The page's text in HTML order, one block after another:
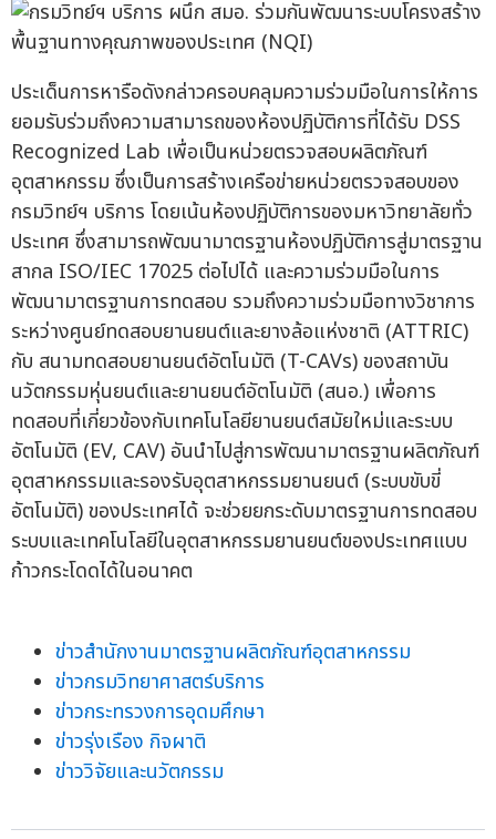
ประเด็นการหารือดังกล่าวครอบคลุมความร่วมมือในการให้การ
ยอมรับร่วมถึงความสามารถของห้องปฏิบัติการที่ได้รับ DSS
Recognized Lab เพื่อเป็นหน่วยตรวจสอบผลิตภัณฑ์
อุตสาหกรรม ซึ่งเป็นการสร้างเครือข่ายหน่วยตรวจสอบของ
กรมวิทย์ฯ บริการ โดยเน้นห้องปฏิบัติการของมหาวิทยาลัยทั่ว
ประเทศ ซึ่งสามารถพัฒนามาตรฐานห้องปฏิบัติการสู่มาตรฐาน
สากล ISO/IEC 17025 ต่อไปได้ และความร่วมมือในการ
พัฒนามาตรฐานการทดสอบ รวมถึงความร่วมมือทางวิชาการ
ระหว่างศูนย์ทดสอบยานยนต์และยางล้อแห่งชาติ (ATTRIC)
กับ สนามทดสอบยานยนต์อัตโนมัติ (T-CAVs) ของสถาบัน
นวัตกรรมหุ่นยนต์และยานยนต์อัตโนมัติ (สนอ.) เพื่อการ
ทดสอบที่เกี่ยวข้องกับเทคโนโลยียานยนต์สมัยใหม่และระบบ
อัตโนมัติ (EV, CAV) อันนำไปสู่การพัฒนามาตรฐานผลิตภัณฑ์
อุตสาหกรรมและรองรับอุตสาหกรรมยานยนต์ (ระบบขับขี่
อัตโนมัติ) ของประเทศได้ จะช่วยยกระดับมาตรฐานการทดสอบ
ระบบและเทคโนโลยีในอุตสาหกรรมยานยนต์ของประเทศแบบ
ก้าวกระโดดได้ในอนาคต
ข่าวสำนักงานมาตรฐานผลิตภัณฑ์อุตสาหกรรม
ข่าวกรมวิทยาศาสตร์บริการ
ข่าวกระทรวงการอุดมศึกษา
ข่าวรุ่งเรือง กิจผาติ
ข่าววิจัยและนวัตกรรม